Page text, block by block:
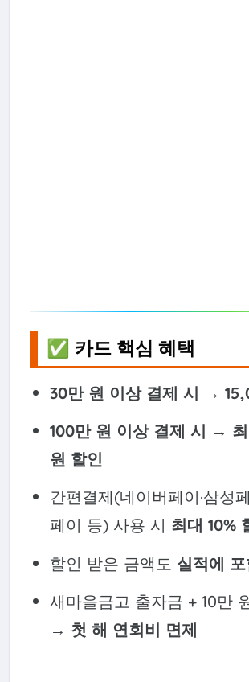
✅ 카드 핵심 혜택
30만 원 이상 결제 시 →
100만 원 이상 결제 시 →
원 할인
간편결제(네이버페이·삼성
페이 등) 사용 시 최대 10%
할인 받은 금액도 실적에
새마을금고 출자금 + 10만
→ 첫 해 연회비 면제